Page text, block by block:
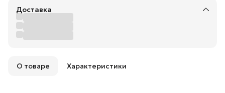
Доставка
О товаре Характеристики